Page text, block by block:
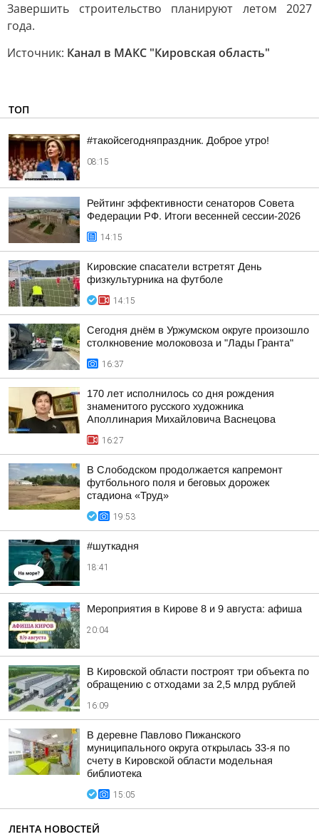
Завершить строительство планируют летом 2027
года.
Источник: Канал в МАКС "Кировская область"
ТОП
#такойсегодняпраздник. Доброе утро!
08:15
Рейтинг эффективности сенаторов Совета
Федерации РФ. Итоги весенней сессии-2026
14:15
Кировские спасатели встретят День
физкультурника на футболе
14:15
Сегодня днём в Уржумском округе произошло
столкновение молоковоза и "Лады Гранта"
16:37
170 лет исполнилось со дня рождения
знаменитого русского художника
Аполлинария Михайловича Васнецова
16:27
В Слободском продолжается капремонт
футбольного поля и беговых дорожек
стадиона «Труд»
19:53
#шуткадня
18:41
Мероприятия в Кирове 8 и 9 августа: афиша
20:04
В Кировской области построят три объекта по
обращению с отходами за 2,5 млрд рублей
16:09
В деревне Павлово Пижанского
муниципального округа открылась 33-я по
счету в Кировской области модельная
библиотека
15:05
ЛЕНТА НОВОСТЕЙ